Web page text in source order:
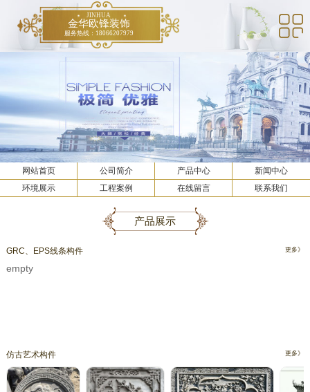
JINHUA
金华欧锋装饰
服务热线：18066207979
网站首页 公司简介 产品中心
新闻中心
环境展示
工程案例 在线留言 联系我们
产品展示
GRC、EPS线条构件 更多》
empty
仿古艺术构件 更多》